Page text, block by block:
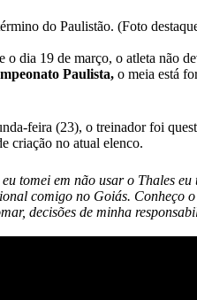
do Paulistão. (Foto
o dia 19 de março, o atleta não
Paulista, o meia está
feira (23), o treinador foi
criação no atual elenco.
tomei em não usar o Thales eu
comigo no Goiás. Conheço
decisões de minha